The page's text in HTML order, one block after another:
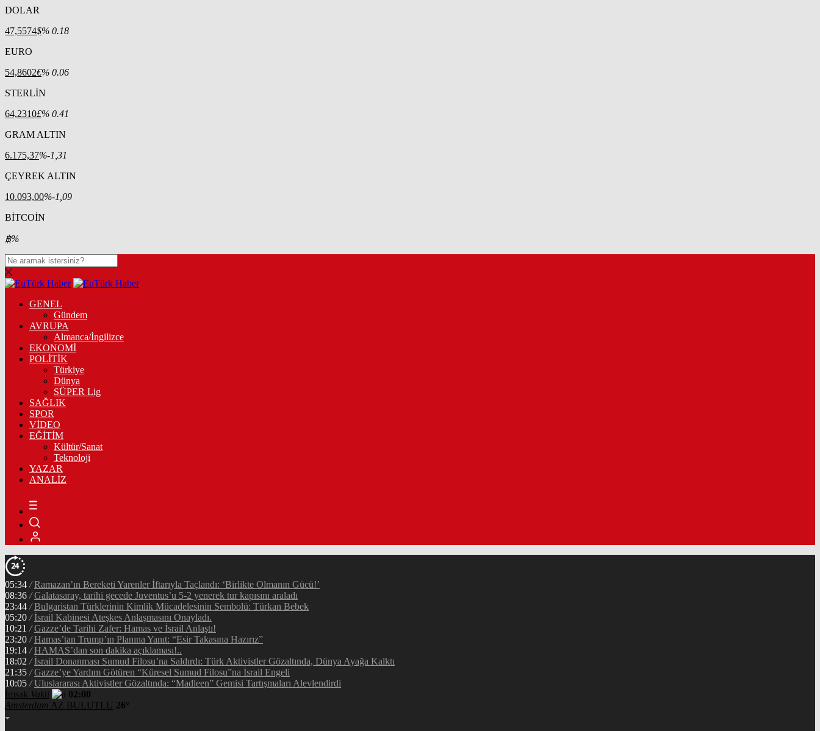
DOLAR
47,5574$% 0.18
EURO
54,8602€% 0.06
STERLİN
64,2310£% 0.41
GRAM ALTIN
6.175,37%-1,31
ÇEYREK ALTIN
10.093,00%-1,09
BİTCOİN
฿%
GENEL
Gündem
AVRUPA
Almanca/İngilizce
EKONOMİ
POLİTİK
Türkiye
Dünya
SÜPER Lig
SAĞLIK
SPOR
VİDEO
EĞİTİM
Kültür/Sanat
Teknoloji
YAZAR
ANALİZ
05:34 / Ramazan’ın Bereketi Yarenler İftarıyla Taçlandı: ‘Birlikte Olmanın Gücü!’
08:36 / Galatasaray, tarihi gecede Juventus’u 5-2 yenerek tur kapısını araladı
23:44 / Bulgaristan Türklerinin Kimlik Mücadelesinin Sembolü: Türkan Bebek
05:20 / İsrail Kabinesi Ateşkes Anlaşmasını Onayladı.
10:21 / Gazze’de Tarihi Zafer: Hamas ve İsrail Anlaştı!
23:20 / Hamas’tan Trump’ın Planına Yanıt: “Esir Takasına Hazırız”
19:14 / HAMAS’dan son dakika açıklaması!..
18:02 / İsrail Donanması Sumud Filosu’na Saldırdı: Türk Aktivistler Gözaltında, Dünya Ayağa Kalktı
21:35 / Gazze’ye Yardım Götüren “Küresel Sumud Filosu”na İsrail Engeli
10:05 / Uluslararası Aktivistler Gözaltında: “Madleen” Gemisi Tartışmaları Alevlendirdi
İmsak Vakti
02:00
Amsterdam AZ BULUTLU 26°